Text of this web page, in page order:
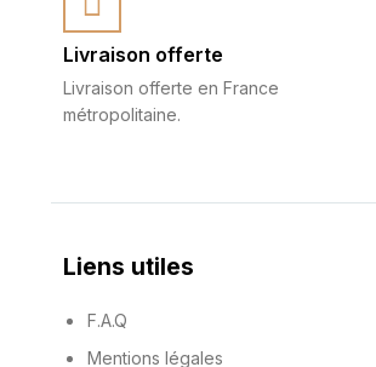
Livraison offerte
Livraison offerte en France
métropolitaine.
Liens utiles
F.A.Q
Mentions légales